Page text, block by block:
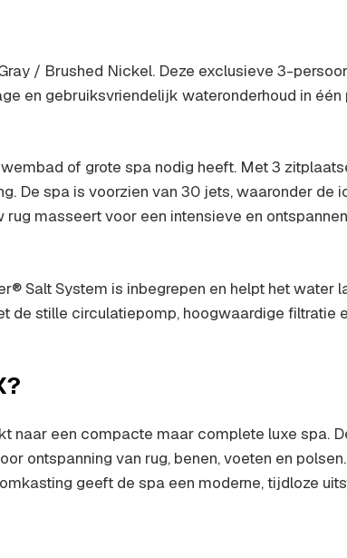
/ Brushed Nickel. Deze exclusieve 3-
en gebruiksvriendelijk wateronderhoud in één
of grote spa nodig heeft. Met 3
De spa is voorzien van 30 jets, waaronder de
masseert voor een intensieve en
Salt System is inbegrepen en helpt het water
de stille circulatiepomp, hoogwaardige filtratie
naar een compacte maar complete luxe spa.
ontspanning van rug, benen, voeten en
geeft de spa een moderne, tijdloze